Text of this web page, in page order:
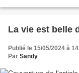
La vie est belle
Publié le 15/05/2024 à
Par Sandy